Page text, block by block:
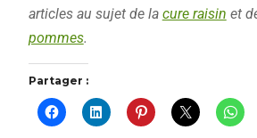
articles au sujet de la cure raisin et
pommes.
Partager :